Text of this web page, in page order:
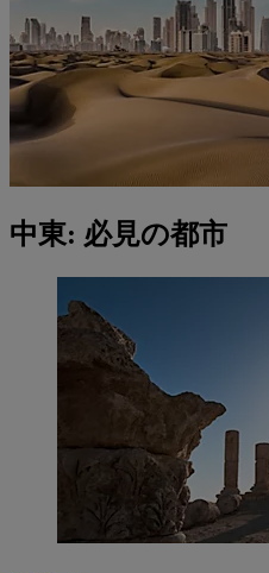
中東: 必見の都市